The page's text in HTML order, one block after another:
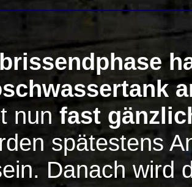
nun fast
spätestens
Danach wird